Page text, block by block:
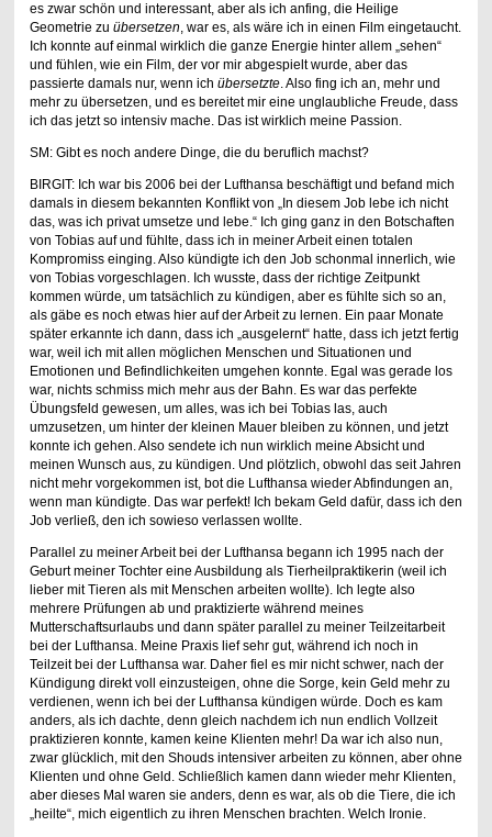
es zwar schön und interessant, aber als ich anfing, die Heilige
Geometrie zu übersetzen, war es, als wäre ich in einen Film eingetaucht.
Ich konnte auf einmal wirklich die ganze Energie hinter allem „sehen“
und fühlen, wie ein Film, der vor mir abgespielt wurde, aber das
passierte damals nur, wenn ich übersetzte. Also fing ich an, mehr und
mehr zu übersetzen, und es bereitet mir eine unglaubliche Freude, dass
ich das jetzt so intensiv mache. Das ist wirklich meine Passion.
SM: Gibt es noch andere Dinge, die du beruflich machst?
BIRGIT: Ich war bis 2006 bei der Lufthansa beschäftigt und befand mich
damals in diesem bekannten Konflikt von „In diesem Job lebe ich nicht
das, was ich privat umsetze und lebe.“ Ich ging ganz in den Botschaften
von Tobias auf und fühlte, dass ich in meiner Arbeit einen totalen
Kompromiss einging. Also kündigte ich den Job schonmal innerlich, wie
von Tobias vorgeschlagen. Ich wusste, dass der richtige Zeitpunkt
kommen würde, um tatsächlich zu kündigen, aber es fühlte sich so an,
als gäbe es noch etwas hier auf der Arbeit zu lernen. Ein paar Monate
später erkannte ich dann, dass ich „ausgelernt“ hatte, dass ich jetzt fertig
war, weil ich mit allen möglichen Menschen und Situationen und
Emotionen und Befindlichkeiten umgehen konnte. Egal was gerade los
war, nichts schmiss mich mehr aus der Bahn. Es war das perfekte
Übungsfeld gewesen, um alles, was ich bei Tobias las, auch
umzusetzen, um hinter der kleinen Mauer bleiben zu können, und jetzt
konnte ich gehen. Also sendete ich nun wirklich meine Absicht und
meinen Wunsch aus, zu kündigen. Und plötzlich, obwohl das seit Jahren
nicht mehr vorgekommen ist, bot die Lufthansa wieder Abfindungen an,
wenn man kündigte. Das war perfekt! Ich bekam Geld dafür, dass ich den
Job verließ, den ich sowieso verlassen wollte.
Parallel zu meiner Arbeit bei der Lufthansa begann ich 1995 nach der
Geburt meiner Tochter eine Ausbildung als Tierheilpraktikerin (weil ich
lieber mit Tieren als mit Menschen arbeiten wollte). Ich legte also
mehrere Prüfungen ab und praktizierte während meines
Mutterschaftsurlaubs und dann später parallel zu meiner Teilzeitarbeit
bei der Lufthansa. Meine Praxis lief sehr gut, während ich noch in
Teilzeit bei der Lufthansa war. Daher fiel es mir nicht schwer, nach der
Kündigung direkt voll einzusteigen, ohne die Sorge, kein Geld mehr zu
verdienen, wenn ich bei der Lufthansa kündigen würde. Doch es kam
anders, als ich dachte, denn gleich nachdem ich nun endlich Vollzeit
praktizieren konnte, kamen keine Klienten mehr! Da war ich also nun,
zwar glücklich, mit den Shouds intensiver arbeiten zu können, aber ohne
Klienten und ohne Geld. Schließlich kamen dann wieder mehr Klienten,
aber dieses Mal waren sie anders, denn es war, als ob die Tiere, die ich
„heilte“, mich eigentlich zu ihren Menschen brachten. Welch Ironie.